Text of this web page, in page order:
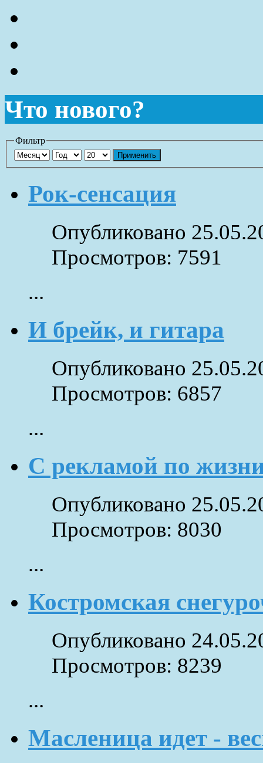
Что нового?
Фильтр
Применить
Рок-сенсация
Опубликовано
Просмотров: 7591
...
И брейк, и гитара
Опубликовано
Просмотров: 6857
...
С рекламой по
Опубликовано
Просмотров: 8030
...
Костромская
Опубликовано
Просмотров: 8239
...
Масленица идет -